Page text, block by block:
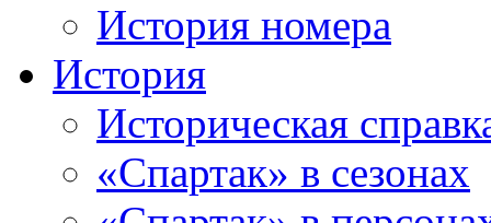
История номера
История
Историческая
«Спартак» в сезонах